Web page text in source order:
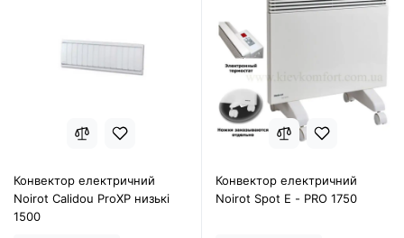
Конвектор електричний
Noirot Calidou ProXP низькі
1500
Конвектор електричний
Noirot Spot E - PRO 1750